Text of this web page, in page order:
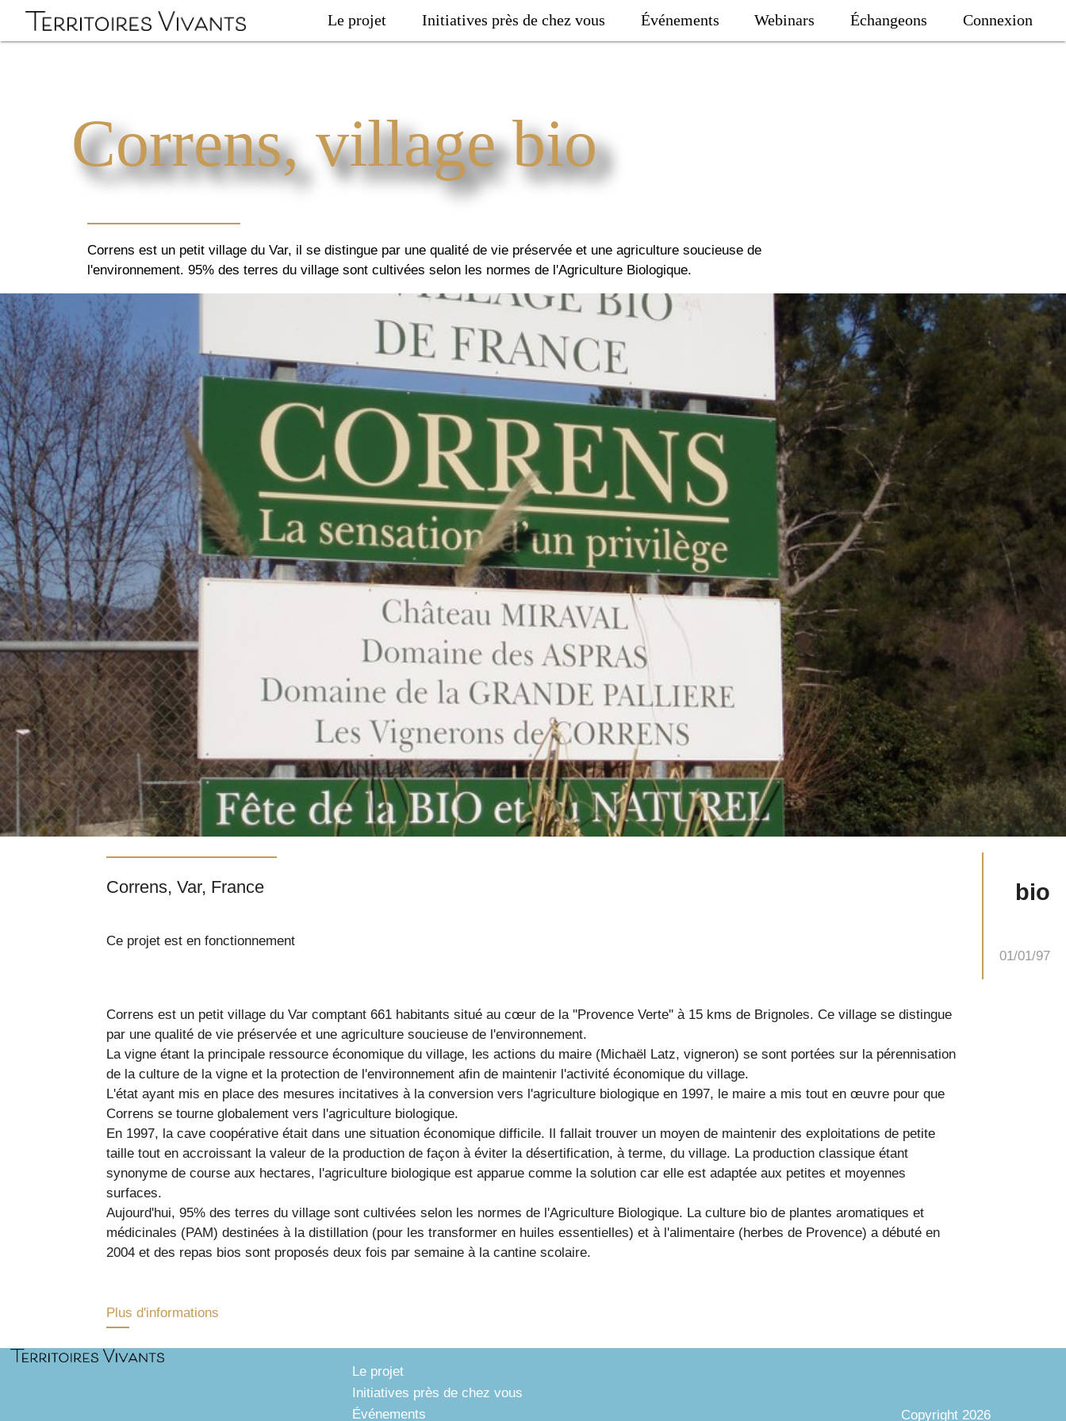
Le projet Initiatives près de chez vous Événements Webinars Échangeons Connexion
Correns, village bio
Correns est un petit village du Var, il se distingue par une qualité de vie préservée et une agriculture soucieuse de
l'environnement. 95% des terres du village sont cultivées selon les normes de l'Agriculture Biologique.
01/01/97
bio
Correns, Var, France
Ce projet est en fonctionnement
Correns est un petit village du Var comptant 661 habitants situé au cœur de la ''Provence Verte'' à 15 kms de Brignoles. Ce village se distingue
par une qualité de vie préservée et une agriculture soucieuse de l'environnement.
La vigne étant la principale ressource économique du village, les actions du maire (Michaël Latz, vigneron) se sont portées sur la pérennisation
de la culture de la vigne et la protection de l'environnement afin de maintenir l'activité économique du village.
L'état ayant mis en place des mesures incitatives à la conversion vers l'agriculture biologique en 1997, le maire a mis tout en œuvre pour que
Correns se tourne globalement vers l'agriculture biologique.
En 1997, la cave coopérative était dans une situation économique difficile. Il fallait trouver un moyen de maintenir des exploitations de petite
taille tout en accroissant la valeur de la production de façon à éviter la désertification, à terme, du village. La production classique étant
synonyme de course aux hectares, l'agriculture biologique est apparue comme la solution car elle est adaptée aux petites et moyennes
surfaces.
Aujourd'hui, 95% des terres du village sont cultivées selon les normes de l'Agriculture Biologique. La culture bio de plantes aromatiques et
médicinales (PAM) destinées à la distillation (pour les transformer en huiles essentielles) et à l'alimentaire (herbes de Provence) a débuté en
2004 et des repas bios sont proposés deux fois par semaine à la cantine scolaire.
Plus d'informations
Le projet
Initiatives près de chez vous
Événements
Copyright 2026